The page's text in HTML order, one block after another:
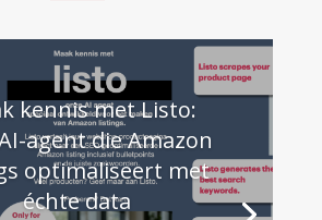
kennis met Listo:
agent die Amazon
optimaliseert met
échte data